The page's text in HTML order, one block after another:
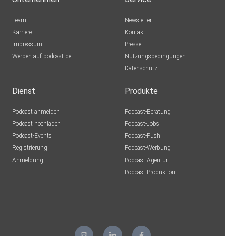
Team
Karriere
Impressum
Werben auf podcast.de
Newsletter
Kontakt
Presse
Nutzungsbedingungen
Datenschutz
Dienst
Podcast anmelden
Podcast hochladen
Podcast-Events
Registrierung
Anmeldung
Produkte
Podcast-Beratung
Podcast-Jobs
Podcast-Push
Podcast-Werbung
Podcast-Agentur
Podcast-Produktion